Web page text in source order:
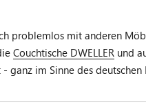
problemlos mit anderen
Couchtische DWELLER und
im Sinne des deutschen